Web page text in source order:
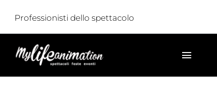
contenuto
Professionisti dello spettacolo